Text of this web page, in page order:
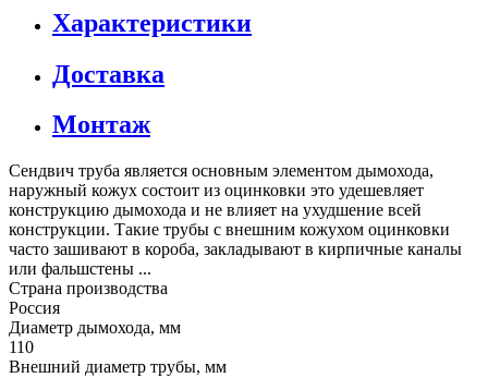
Характеристики
Доставка
Монтаж
Сендвич труба является основным элементом дымохода,
наружный кожух состоит из оцинковки это удешевляет
конструкцию дымохода и не влияет на ухудшение всей
конструкции. Такие трубы с внешним кожухом оцинковки
часто зашивают в короба, закладывают в кирпичные каналы
или фальшстены ...
Страна производства
Россия
Диаметр дымохода, мм
110
Внешний диаметр трубы, мм